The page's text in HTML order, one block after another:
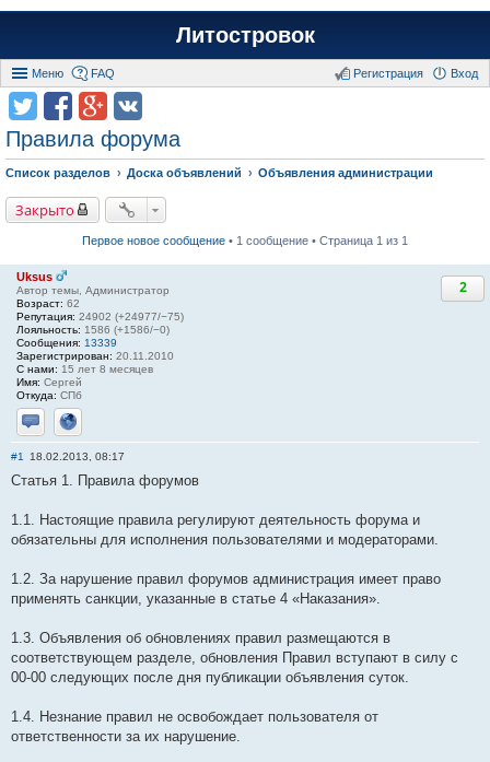
Литостровок
Меню FAQ Вход
Регистрация
Правила форума
Список разделов Доска объявлений Объявления администрации
Закрыто
Первое новое сообщение • 1 сообщение • Страница 1 из 1
Uksus
Автор темы, Администратор
Возраст: 62
Репутация: 24902 (+24977/−75)
Лояльность: 1586 (+1586/−0)
Сообщения: 13339
Зарегистрирован: 20.11.2010
С нами: 15 лет 8 месяцев
Имя: Сергей
Откуда: СПб
Отправить личное сообщение
Сайт
2
#1 18.02.2013, 08:17
Статья 1. Правила форумов
1.1. Настоящие правила регулируют деятельность форума и
обязательны для исполнения пользователями и модераторами.
1.2. За нарушение правил форумов администрация имеет право
применять санкции, указанные в статье 4 «Наказания».
1.3. Объявления об обновлениях правил размещаются в
соответствующем разделе, обновления Правил вступают в силу с
00-00 следующих после дня публикации объявления суток.
1.4. Незнание правил не освобождает пользователя от
ответственности за их нарушение.